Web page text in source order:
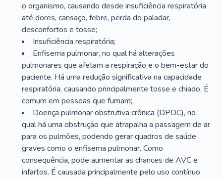
o organismo, causando desde insuficiência respiratória
até dores, cansaço, febre, perda do paladar,
desconfortos e tosse;
Insuficiência respiratória;
Enfisema pulmonar, no qual há alterações
pulmonares que afetam a respiração e o bem-estar do
paciente. Há uma redução significativa na capacidade
respiratória, causando principalmente tosse e chiado. É
comum em pessoas que fumam;
Doença pulmonar obstrutiva crônica (DPOC), no
qual há uma obstrução que atrapalha a passagem de ar
para os pulmões, podendo gerar quadros de saúde
graves como o enfisema pulmonar. Como
consequência, pode aumentar as chances de AVC e
infartos. É causada principalmente pelo uso contínuo